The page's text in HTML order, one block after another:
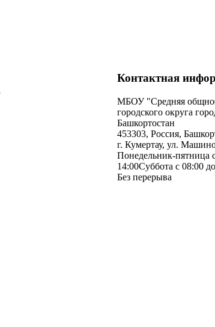
Контактная
МБОУ "Средняя
городского округа
Башкортостан
453303, Россия,
г. Кумертау, ул.
Понeдельник-пятница
14:00Суббота с 08:00
Без перерыва